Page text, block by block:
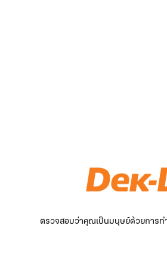
ตรวจสอบว่าคุณเป็นมนุษย์ด้วยการท